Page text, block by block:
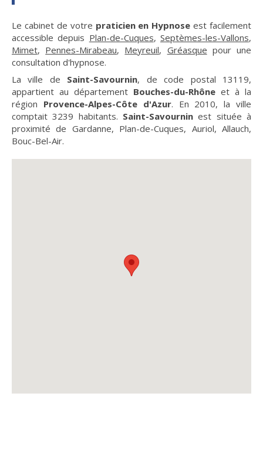
Le cabinet de votre praticien en Hypnose est facilement
accessible depuis Plan-de-Cuques,Septèmes-les-Vallons,
Mimet, Pennes-Mirabeau, Meyreuil, Gréasque pour une
consultation d'hypnose.
La ville de Saint-Savournin, de code postal 13119,
appartient au département Bouches-du-Rhône et à la
région Provence-Alpes-Côte d'Azur. En 2010, la ville
comptait 3239 habitants. Saint-Savournin est située à
proximité de Gardanne, Plan-de-Cuques, Auriol, Allauch,
Bouc-Bel-Air.